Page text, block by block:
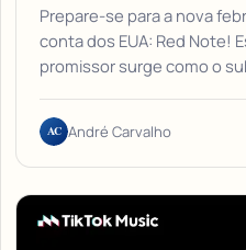
Prepare-se para a nova
conta dos EUA: Red Note!
promissor surge como o
AC André Carvalho